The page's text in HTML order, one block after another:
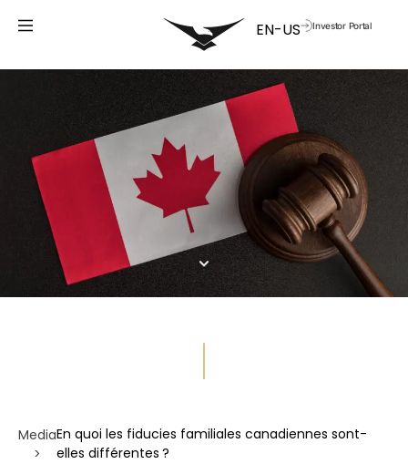
Investor Portal
Media
>
En quoi les fiducies familiales canadiennes sont-
elles différentes ?